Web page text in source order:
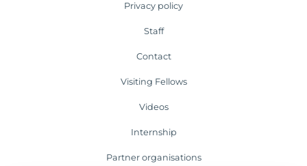
Privacy policy
Staff
Contact
Visiting Fellows
Videos
Internship
Partner organisations